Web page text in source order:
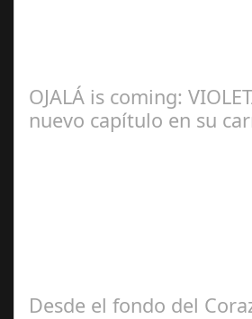
OJALÁ is coming:
nuevo capítulo en su
Desde el fondo del